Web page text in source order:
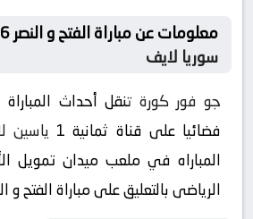
معلومات عن مباراة الفتح و النصر 2026-02-14
سوريا لايف
جو فور كورة تنقل أحداث
فضائيا على قناة ثمانية 1
ياسين
المباراه في ملعب ميدان تمويل
الرياضى بالتعليق على مباراة الفتح و